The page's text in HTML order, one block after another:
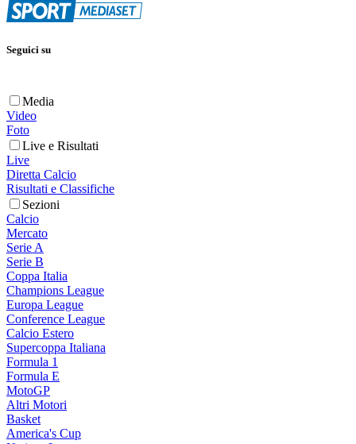
Seguici su
Media
Video
Foto
Live e Risultati
Live
Diretta Calcio
Risultati e Classifiche
Sezioni
Calcio
Mercato
Serie A
Serie B
Coppa Italia
Champions League
Europa League
Conference League
Calcio Estero
Supercoppa Italiana
Formula 1
Formula E
MotoGP
Altri Motori
Basket
America's Cup